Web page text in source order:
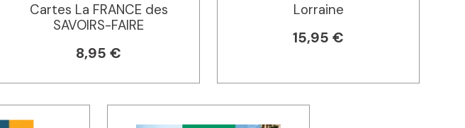
Cartes La FRANCE des
SAVOIRS-FAIRE
8,95 €
Lorraine
15,95 €